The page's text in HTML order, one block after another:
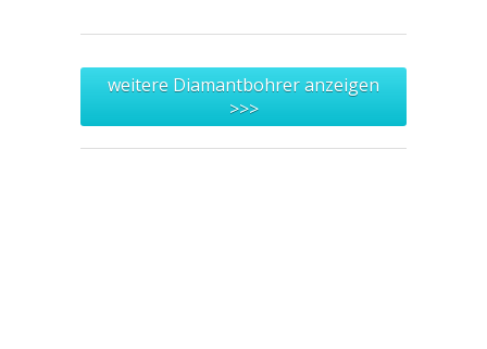
weitere Diamantbohrer anzeigen
>>>